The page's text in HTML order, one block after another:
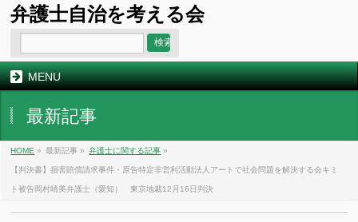
弁護士自治を考える会
MENU
最新記事
HOME » 最新記事 » 弁護士に関する記事 »
【判決書】損害賠償請求事件・原告特定非営利活動法人アートで社会問題を解決する会キミ
ト被告岡村晴美弁護士（愛知） 東京地裁12月16日判決